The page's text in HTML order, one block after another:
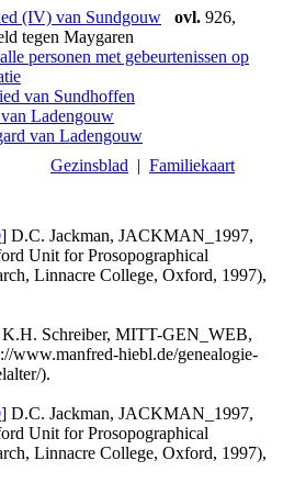
(IV) van Sundgouw ovl. 926,
tegen Maygaren
van Sundhoffen
Ladengouw
van Ladengouw
Gezinsblad | Familiekaart
] D.C. Jackman, JACKMAN_1997,
Unit for Prosopographical
Linnacre College, Oxford, 1997),
Schreiber, MITT-GEN_WEB,
www.manfred-hiebl.de/genealogie-
).
] D.C. Jackman, JACKMAN_1997,
Unit for Prosopographical
Linnacre College, Oxford, 1997),